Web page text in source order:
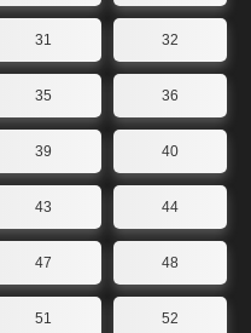
31 32
35 36
39 40
43 44
47 48
51 52